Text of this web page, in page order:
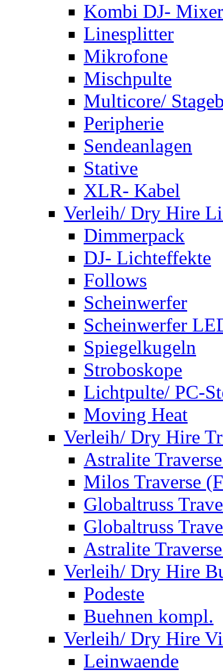
Kombi DJ-
Linesplitter
Mikrofone
Mischpulte
Multicore/
Peripherie
Sendeanlagen
Stative
XLR- Kabel
Verleih/ Dry Hire
Dimmerpack
DJ- Lichteffekte
Follows
Scheinwerfer
Scheinwerfer
Spiegelkugeln
Stroboskope
Lichtpulte/ PC-
Moving Heat
Verleih/ Dry Hire
Astralite
Milos Traverse
Globaltruss
Globaltruss
Astralite
Verleih/ Dry Hire
Podeste
Buehnen kompl.
Verleih/ Dry Hire
Leinwaende